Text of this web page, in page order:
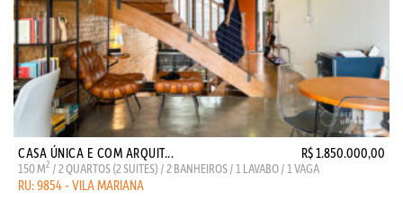
CASA ÚNICA E COM ARQUIT... R$ 1.850.000,00
150 M2 / 2 QUARTOS (2 SUITES) / 2 BANHEIROS / 1 LAVABO / 1 VAGA
RU: 9854 - VILA MARIANA